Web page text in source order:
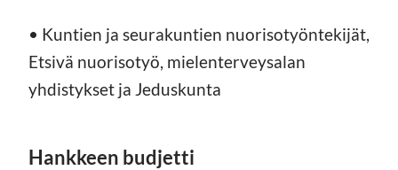
• Kuntien ja seurakuntien nuorisotyöntekijät,
Etsivä nuorisotyö, mielenterveysalan
yhdistykset ja Jeduskunta
Hankkeen budjetti